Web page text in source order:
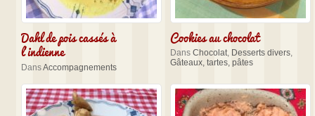
Dahl de pois cassés à
l’indienne
DansAccompagnements
Cookies au chocolat
Dans Chocolat, Desserts divers,
Gâteaux, tartes, pâtes